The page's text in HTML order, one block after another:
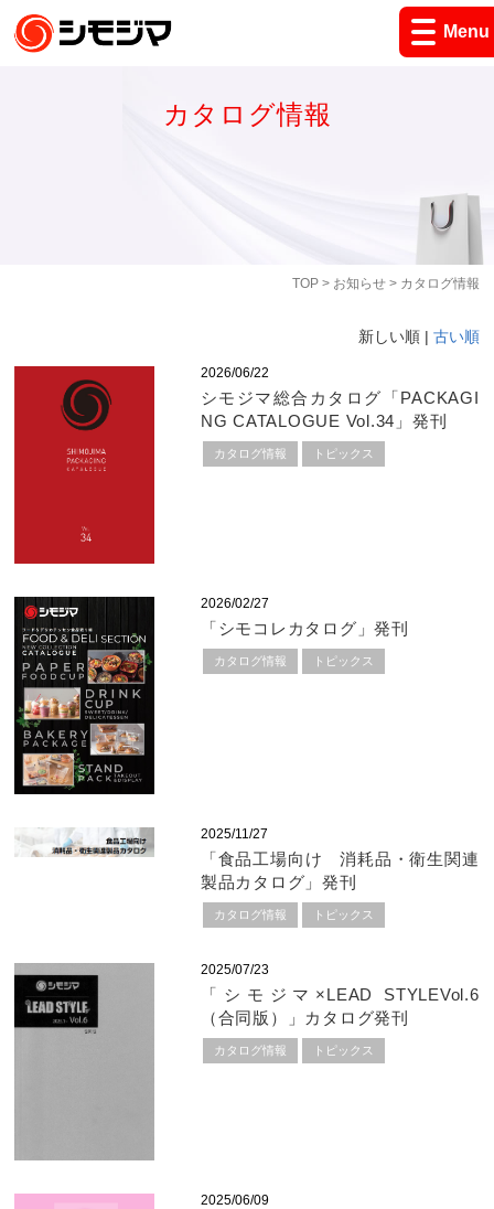
Menu
TOP> お知らせ> カタログ情報
カタログ情報
新しい順 | 古い順
2026/06/22
シモジマ総合カタログ「PACKAGI
NG CATALOGUE Vol.34」発刊
カタログ情報 トピックス
2026/02/27
「シモコレカタログ」発刊
カタログ情報 トピックス
2025/11/27
「食品工場向け 消耗品・衛生関連
製品カタログ」発刊
カタログ情報 トピックス
2025/07/23
「シモジマ×LEAD STYLEVol.6
（合同版）」カタログ発刊
カタログ情報 トピックス
2025/06/09